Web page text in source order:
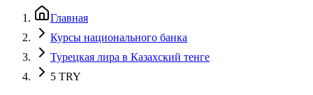
Главная
Курсы национального банка
Турецкая лира в Казахский тенге
5 TRY